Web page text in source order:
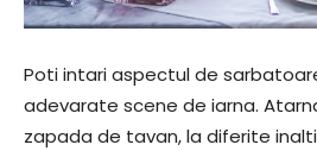
Poti intari aspectul de
adevarate scene de iarna.
zapada de tavan, la diferite